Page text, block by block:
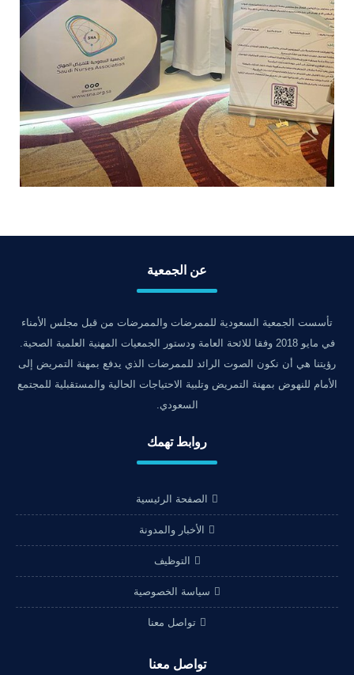
عن الجمعية
تأسست الجمعية السعودية للممرضات والممرضات من قبل مجلس الأمناء
في مايو 2018 وفقا للائحة العامة ودستور الجمعيات المهنية العلمية الصحية.
رؤيتنا هي أن نكون الصوت الرائد للممرضات الذي يدفع بمهنة التمريض إلى
الأمام للنهوض بمهنة التمريض وتلبية الاحتياجات الحالية والمستقبلية للمجتمع
السعودي.
روابط تهمك
الصفحة الرئيسية
الأخبار والمدونة
التوظيف
سياسة الخصوصية
تواصل معنا
تواصل معنا